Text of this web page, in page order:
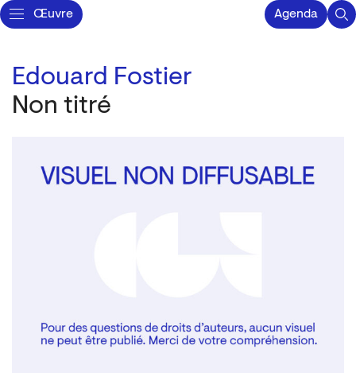
Œuvre Agenda
Edouard Fostier
Non titré